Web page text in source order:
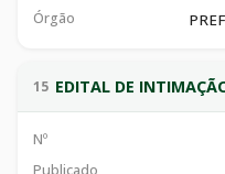
Órgão
15 EDITAL DE
Nº
Publicado